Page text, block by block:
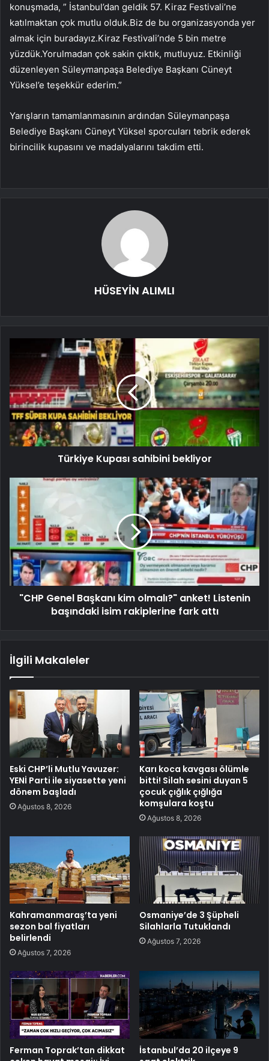
konuşmada, ” İstanbul’dan geldik 57. Kiraz Festivali’ne
katılmaktan çok mutlu olduk.Biz de bu organizasyonda yer
almak için buradayız.Kiraz Festivali’nde 5 bin metre
yüzdük.Yorulmadan çok sakin çıktık, mutluyuz. Etkinliği
düzenleyen Süleymanpaşa Belediye Başkanı Cüneyt
Yüksel’e teşekkür ederim.”
Yarışların tamamlanmasının ardından Süleymanpaşa
Belediye Başkanı Cüneyt Yüksel sporcuları tebrik ederek
birincilik kupasını ve madalyalarını takdim etti.
HÜSEYİN ALIMLI
Türkiye Kupası sahibini bekliyor
"CHP Genel Başkanı kim olmalı?" anket! Listenin
başındaki isim rakiplerine fark attı
İlgili Makaleler
Eski CHP’li Mutlu Yavuzer:
YENİ Parti ile siyasette yeni
dönem başladı
Ağustos 8, 2026
Karı koca kavgası ölümle
bitti! Silah sesini duyan 5
çocuk çığlık çığlığa
komşulara koştu
Ağustos 8, 2026
Kahramanmaraş’ta yeni
sezon bal fiyatları
belirlendi
Ağustos 7, 2026
Osmaniye’de 3 Şüpheli
Silahlarla Tutuklandı
Ağustos 7, 2026
Ferman Toprak’tan dikkat
İstanbul’da 20 ilçeye 9